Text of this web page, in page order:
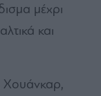
μέχρι
και
Χουάνκαρ,